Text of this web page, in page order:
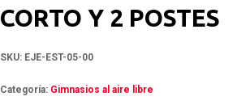
CORTO Y 2 POSTES
SKU: EJE-EST-05-00
Categoría: Gimnasios al aire libre